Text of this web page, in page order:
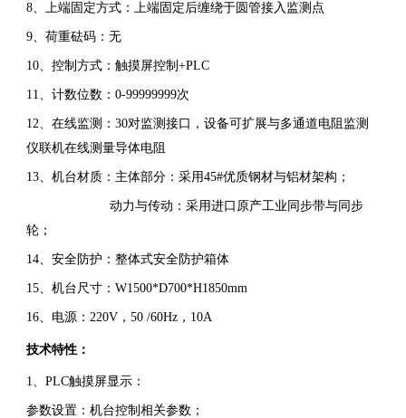
8、上端固定方式：上端固定后缠绕于圆管接入监测点
9、荷重砝码：无
10、控制方式：触摸屏控制+PLC
11、计数位数：0-99999999次
12、在线监测：30对监测接口，设备可扩展与多通道电阻监测
仪联机在线测量导体电阻
13、机台材质：主体部分：采用45#优质钢材与铝材架构；
动力与传动：采用进口原产工业同步带与同步
轮；
14、安全防护：整体式安全防护箱体
15、机台尺寸：W1500*D700*H1850mm
16、电源：220V，50 /60Hz，10A
技术特性：
1、PLC触摸屏显示：
参数设置：机台控制相关参数；